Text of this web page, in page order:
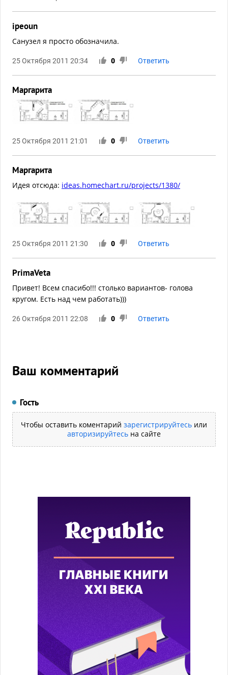
ipeoun
Санузел я просто обозначила.
25 Октября 2011 20:34 0 Ответить
Маргарита
25 Октября 2011 21:01 0 Ответить
Маргарита
Идея отсюда: ideas.homechart.ru/projects/1380/
25 Октября 2011 21:30 0 Ответить
PrimaVeta
Привет! Всем спасибо!!! столько вариантов- голова
кругом. Есть над чем работать)))
26 Октября 2011 22:08 0 Ответить
Ваш комментарий
Гость
Чтобы оставить коментарий зарегистрируйтесь или
авторизируйтесь на сайте